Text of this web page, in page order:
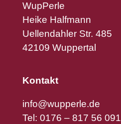
WupPerle
Heike Halfmann
Uellendahler Str. 485
42109 Wuppertal
Kontakt
info@wupperle.de
Tel: 0176 – 817 56 091